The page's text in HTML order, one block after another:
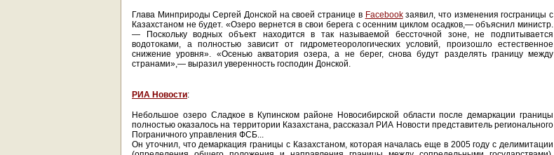
Глава Минприроды Сергей Донской на своей странице в Facebookзаявил, что изменения госграницы с
Казахстаном не будет. «Озеро вернется в свои берега с осенним циклом осадков,— объяснил министр.
— Поскольку водных объект находится в так называемой бессточной зоне, не подпитывается
водотоками, а полностью зависит от гидрометеорологических условий, произошло естественное
снижение уровня». «Осенью акватория озера, а не берег, снова будут разделять границу между
странами»,— выразил уверенность господин Донской.
РИА Новости:
Небольшое озеро Сладкое в Купинском районе Новосибирской области после демаркации границы
полностью оказалось на территории Казахстана, рассказал РИА Новости представитель регионального
Пограничного управления ФСБ...
Он уточнил, что демаркация границы с Казахстаном, которая началась еще в 2005 году с делимитации